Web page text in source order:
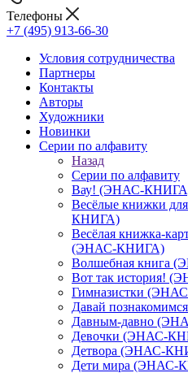
Телефоны
+7 (495) 913-66-30
Условия сотрудничества
Партнеры
Контакты
Авторы
Художники
Новинки
Серии по алфавиту
Назад
Серии по алфавиту
Вау! (ЭНАС-
Весёлые книжки
КНИГА)
Весёлая книжка-
(ЭНАС-КНИГА)
Волшебная книга
Вот так история!
Гимназистки
Давай
Давным-давно
Девочки (ЭНАС-
Детвора (ЭНАС-
Дети мира (ЭНАС-